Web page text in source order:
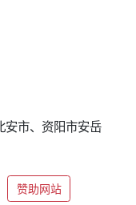
安市、资阳市安岳
赞助网站